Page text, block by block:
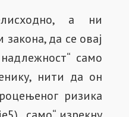
а ни
да се овај
само
нити да он
ризика